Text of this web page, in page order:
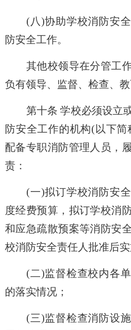
(八)协助学校消防安
防安全工作。
其他校领导在分管工
负有领导、监督、检查、教
第十条 学校必须设立
防安全工作的机构(以下简
配备专职消防管理人员，
责：
(一)拟订学校消防安
度经费预算，拟订学校消
和应急疏散预案等消防安
校消防安全责任人批准后实
(二)监督检查校内各
的落实情况；
(三)监督检查消防设